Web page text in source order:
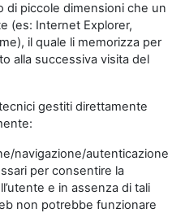
di piccole dimensioni che un
(es: Internet Explorer,
il quale li memorizza per
alla successiva visita del
gestiti direttamente
navigazione/autenticazione
per consentire la
e in assenza di tali
non potrebbe funzionare